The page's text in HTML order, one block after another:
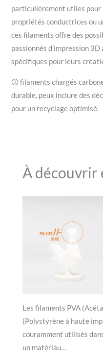
particulièrement utiles pour
propriétés conductrices ou
ces filaments offre des
passionnés d’impression
spécifiques pour leurs
🛈 filaments chargés
durable, peux inclure des
pour un recyclage optimisé.
À découvrir
Les filaments PVA
(Polystyrène à haute
couramment utilisés
un matériau…